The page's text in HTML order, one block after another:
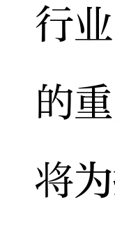
行
的
将